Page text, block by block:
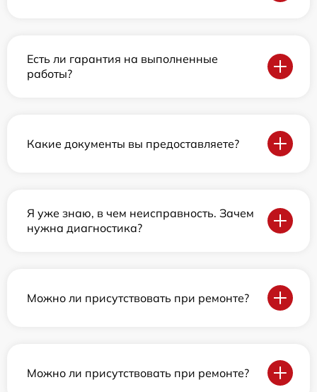
Есть ли гарантия на выполненные
работы?
Какие документы вы предоставляете?
Я уже знаю, в чем неисправность. Зачем
нужна диагностика?
Можно ли присутствовать при ремонте?
Можно ли присутствовать при ремонте?